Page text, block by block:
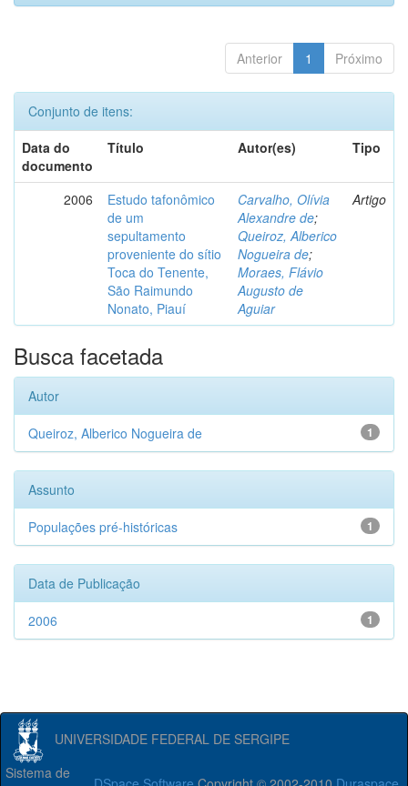
Anterior 1 Próximo
Conjunto de itens:
Data do
documento
Título Autor(es) Tipo
2006
Estudo tafonômico
de um
sepultamento
proveniente do sítio
Toca do Tenente,
São Raimundo
Nonato, Piauí
Carvalho, Olívia
Alexandre de;
Queiroz, Alberico
Nogueira de;
Moraes, Flávio
Augusto de
Aguiar
Artigo
Busca facetada
Autor
1
Queiroz, Alberico Nogueira de
Assunto
1
Populações pré-históricas
Data de Publicação
1
2006
UNIVERSIDADE FEDERAL DE SERGIPE
Sistema de